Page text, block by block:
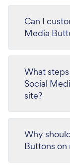
Can I
Media
What
Social
site?
Why
Buttons